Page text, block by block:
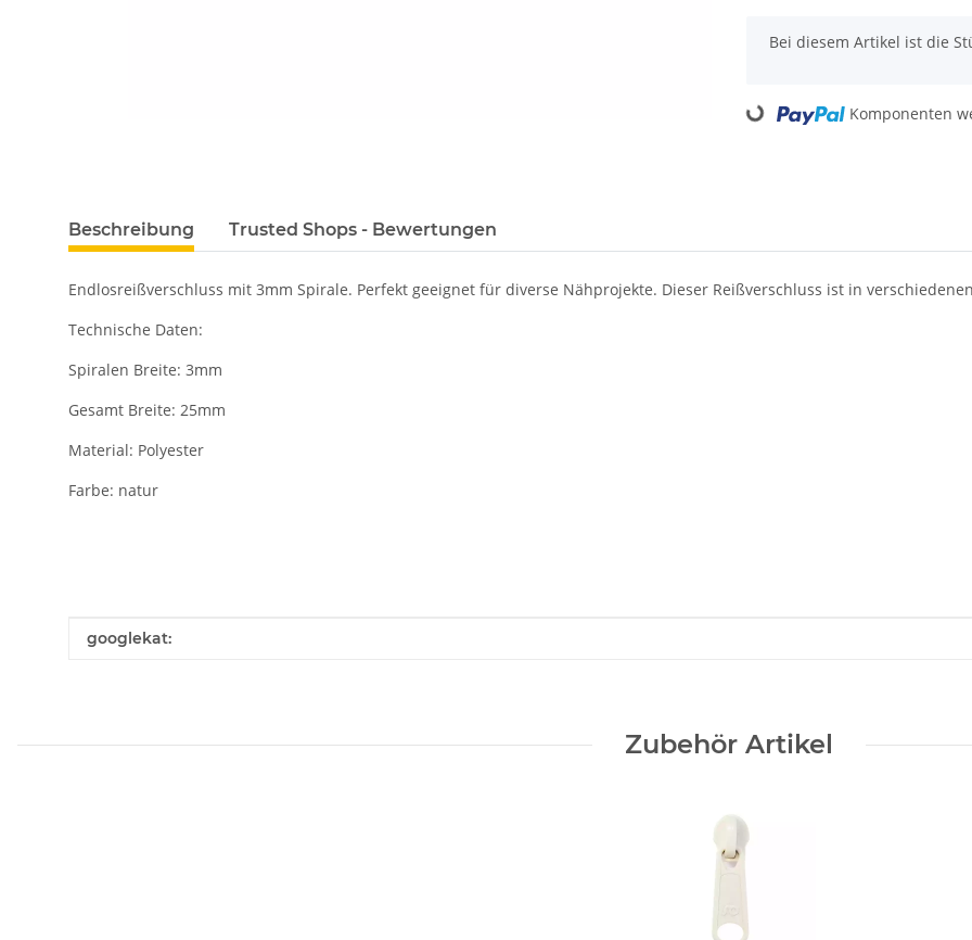
x
Bei diesem Artikel ist die
Loading... Komponenten
Beschreibung Trusted Shops - Bewertungen
Endlosreißverschluss mit 3mm Spirale. Perfekt geeignet für diverse Nähprojekte. Dieser Reißverschluss ist in
Technische Daten:
Spiralen Breite: 3mm
Gesamt Breite: 25mm
Material: Polyester
Farbe: natur
Produkteigenschaft
Wert
googlekat:
Zubehör Artikel